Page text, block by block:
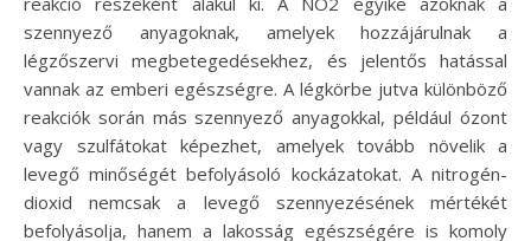
szennyező anyagoknak, amelyek hozzájárulnak a
légzőszervi megbetegedésekhez, és jelentős hatással
vannak az emberi egészségre. A légkörbe jutva különböző
reakciók során más szennyező anyagokkal, például ózont
vagy szulfátokat képezhet, amelyek tovább növelik a
levegő minőségét befolyásoló kockázatokat. A nitrogén-
dioxid nemcsak a levegő szennyezésének mértékét
befolyásolja, hanem a lakosság egészségére is komoly